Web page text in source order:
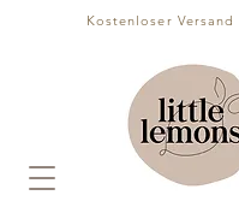
Kostenloser Versand